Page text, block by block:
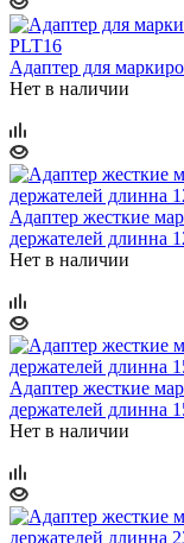
Адаптер для
Нет в наличии
Адаптер жесткие
держателей длинна
Нет в наличии
Адаптер жесткие
держателей длинна
Нет в наличии